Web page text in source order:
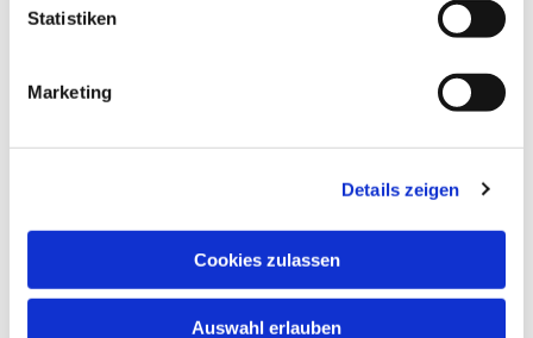
Statistiken
Marketing
Details zeigen
Cookies zulassen
Auswahl erlauben
Dies könnte Sie auch